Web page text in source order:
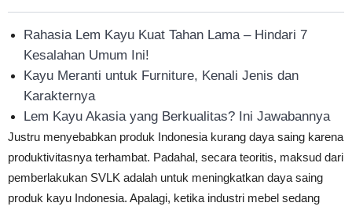
Rahasia Lem Kayu Kuat Tahan Lama – Hindari 7
Kesalahan Umum Ini!
Kayu Meranti untuk Furniture, Kenali Jenis dan
Karakternya
Lem Kayu Akasia yang Berkualitas? Ini Jawabannya
Justru menyebabkan produk Indonesia kurang daya saing karena
produktivitasnya terhambat. Padahal, secara teoritis, maksud dari
pemberlakukan SVLK adalah untuk meningkatkan daya saing
produk kayu Indonesia. Apalagi, ketika industri mebel sedang